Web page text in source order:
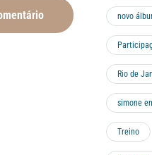
novo
Rio de
simone
Treino